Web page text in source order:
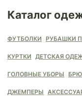
Каталог
ФУТБОЛКИ РУБАШКИ
КУРТКИ ДЕТСКАЯ
ГОЛОВНЫЕ УБОРЫ
ДЖЕМПЕРЫ